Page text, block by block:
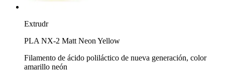
Extrudr
PLA NX-2 Matt Neon Yellow
Filamento de ácido poliláctico de nueva generación, color
amarillo neón